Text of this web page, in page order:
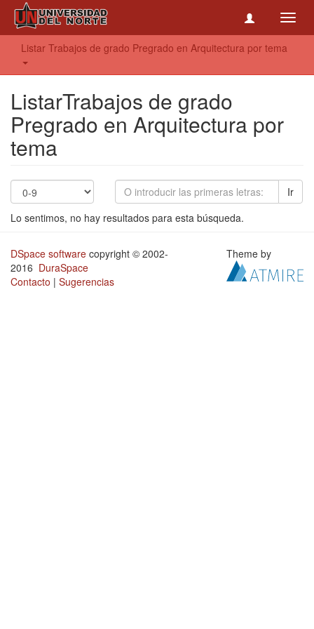
Listar Trabajos de grado Pregrado en Arquitectura por tema
ListarTrabajos de grado
Pregrado en Arquitectura por
tema
Ir
Lo sentimos, no hay resultados para esta búsqueda.
DSpace software copyright © 2002-
2016 DuraSpace
Contacto | Sugerencias
Theme by